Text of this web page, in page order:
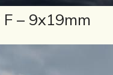
– 9x19mm